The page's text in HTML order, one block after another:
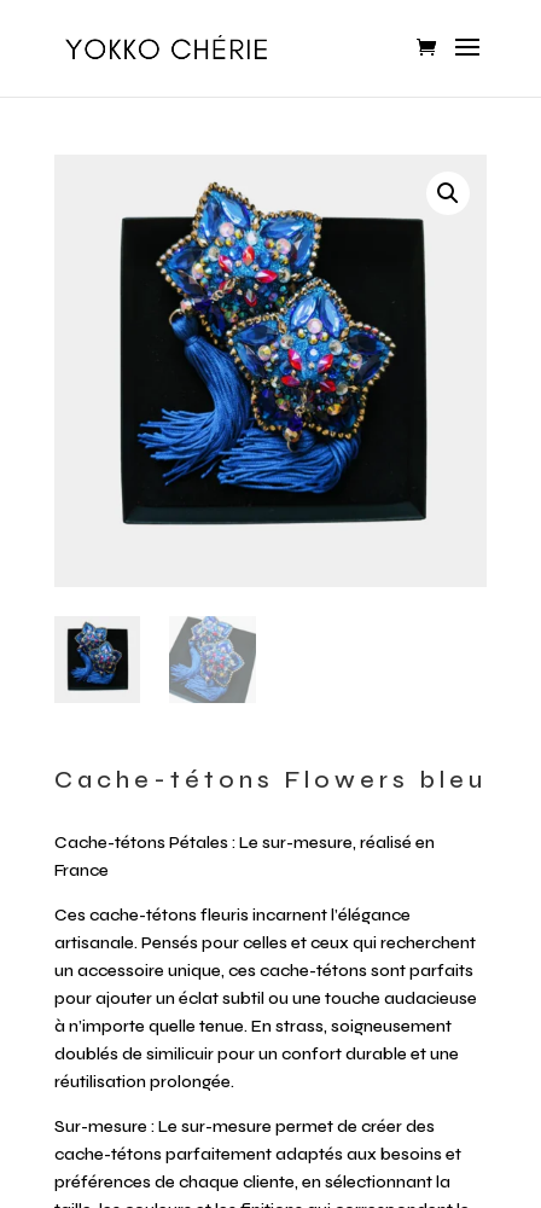
Cache-tétons Flowers bleu
Cache-tétons Pétales : Le sur-mesure, réalisé en
France
Ces cache-tétons fleuris incarnent l’élégance
artisanale. Pensés pour celles et ceux qui recherchent
un accessoire unique, ces cache-tétons sont parfaits
pour ajouter un éclat subtil ou une touche audacieuse
à n’importe quelle tenue. En strass, soigneusement
doublés de similicuir pour un confort durable et une
réutilisation prolongée.
Sur-mesure : Le sur-mesure permet de créer des
cache-tétons parfaitement adaptés aux besoins et
préférences de chaque cliente, en sélectionnant la